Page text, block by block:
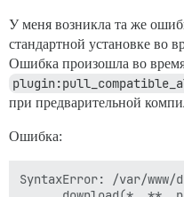
У меня возникла та же
стандартной установке во
Ошибка произошла во
при предварительной
Ошибка:
SyntaxError: /var/